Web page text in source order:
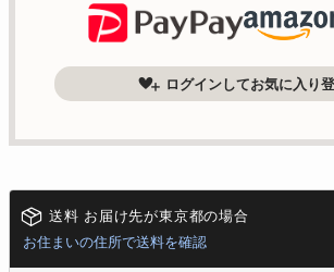
ログインしてお気に入り
送料 お届け先が東京都の場合
お住まいの住所で送料を確認